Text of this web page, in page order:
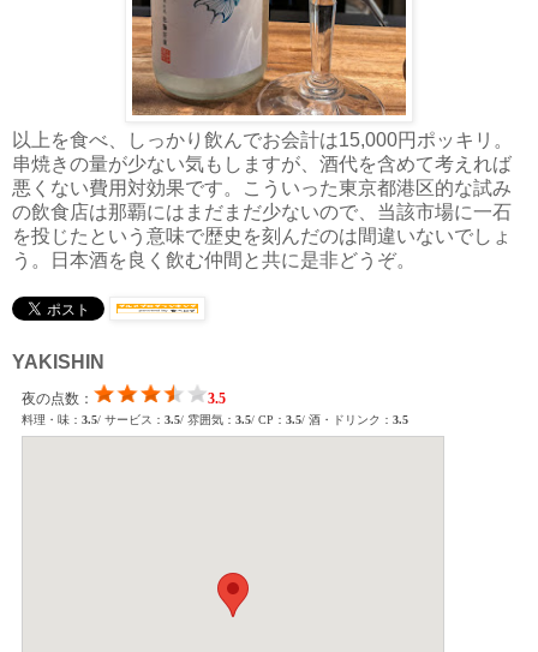
以上を食べ、しっかり飲んでお会計は15,000円ポッキリ。
串焼きの量が少ない気もしますが、酒代を含めて考えれば
悪くない費用対効果です。こういった東京都港区的な試み
の飲食店は那覇にはまだまだ少ないので、当該市場に一石
を投じたという意味で歴史を刻んだのは間違いないでしょ
う。日本酒を良く飲む仲間と共に是非どうぞ。
YAKISHIN